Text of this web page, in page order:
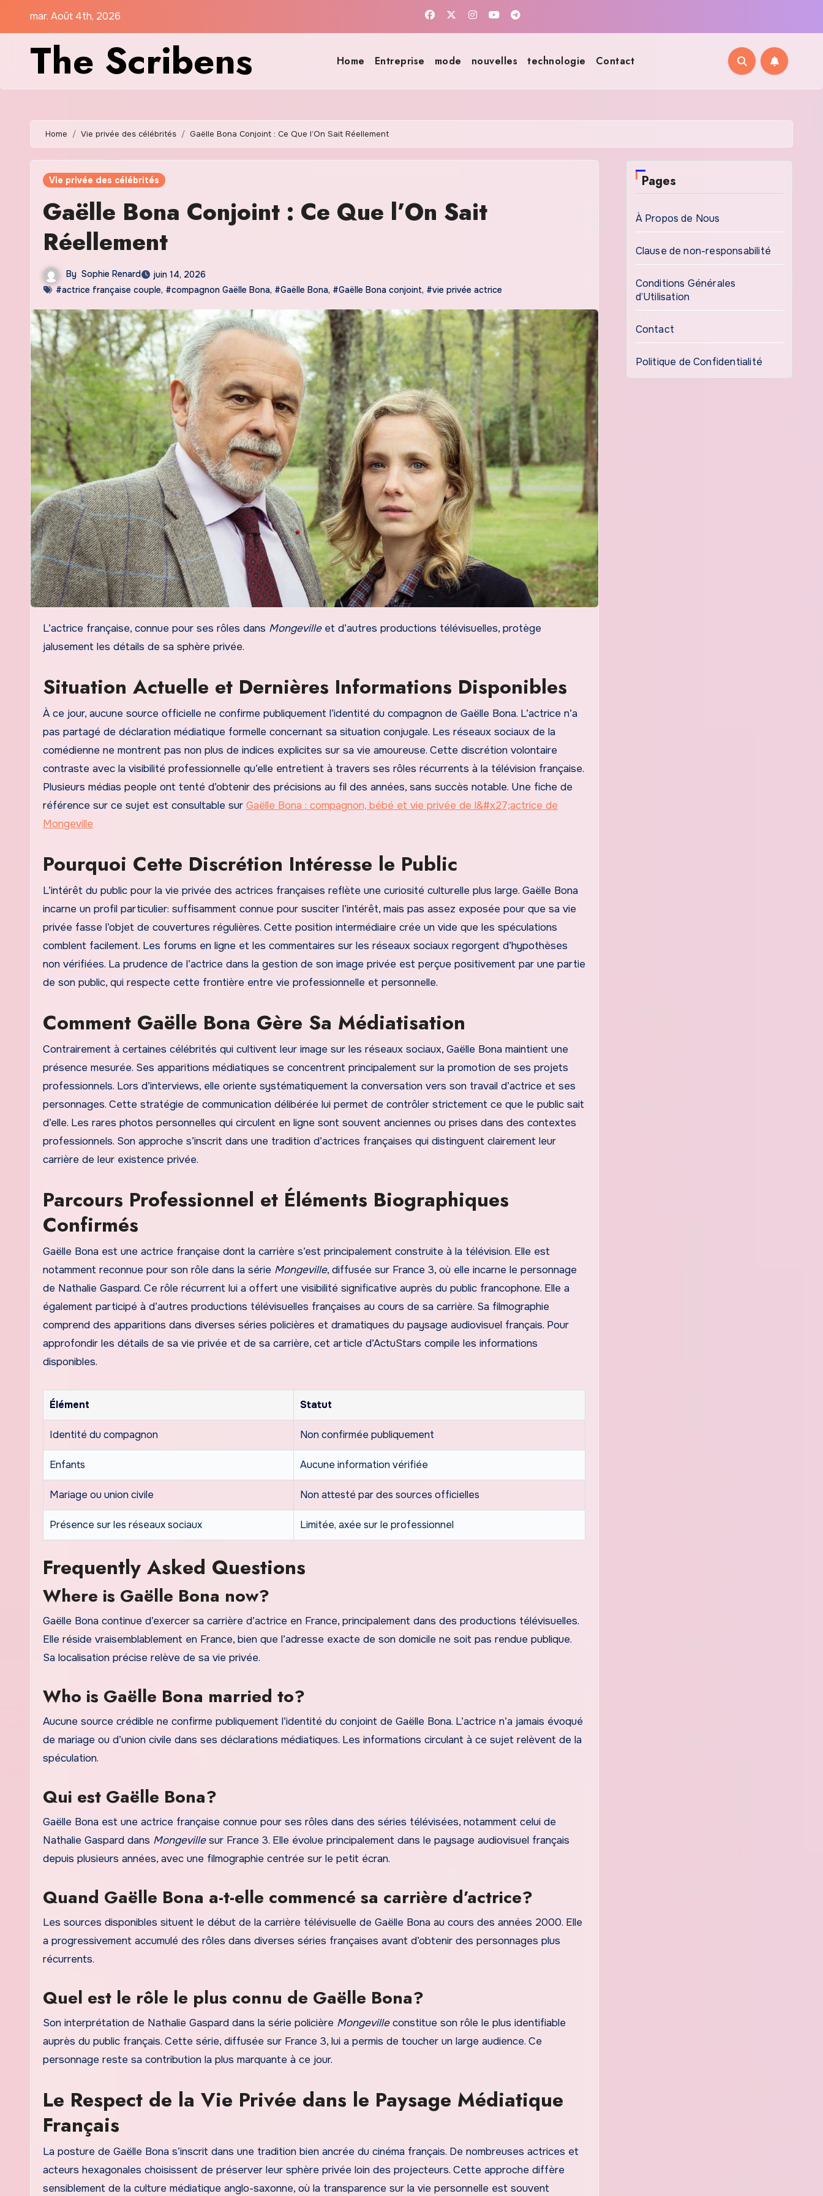
mar. Août 4th, 2026
The Scribens Home Entreprise mode nouvelles technologie Contact
Home Vie privée des célébrités Gaëlle Bona Conjoint : Ce Que l’On Sait Réellement
Vie privée des célébrités
Gaëlle Bona Conjoint : Ce Que l’On Sait
Réellement
By Sophie Renard
juin 14, 2026
#actrice française couple, #compagnon Gaëlle Bona, #Gaëlle Bona, #Gaëlle Bona conjoint, #vie privée actrice
L’actrice française, connue pour ses rôles dans Mongevilleet d’autres productions télévisuelles, protège
jalusement les détails de sa sphère privée.
Situation Actuelle et Dernières Informations Disponibles
À ce jour, aucune source officielle ne confirme publiquement l’identité du compagnon de Gaëlle Bona. L’actrice n’a
pas partagé de déclaration médiatique formelle concernant sa situation conjugale. Les réseaux sociaux de la
comédienne ne montrent pas non plus de indices explicites sur sa vie amoureuse. Cette discrétion volontaire
contraste avec la visibilité professionnelle qu’elle entretient à travers ses rôles récurrents à la télévision française.
Plusieurs médias people ont tenté d’obtenir des précisions au fil des années, sans succès notable. Une fiche de
référence sur ce sujet est consultable sur Gaëlle Bona : compagnon, bébé et vie privée de l&#x27;actrice de
Mongeville
Pourquoi Cette Discrétion Intéresse le Public
L’intérêt du public pour la vie privée des actrices françaises reflète une curiosité culturelle plus large. Gaëlle Bona
incarne un profil particulier: suffisamment connue pour susciter l’intérêt, mais pas assez exposée pour que sa vie
privée fasse l’objet de couvertures régulières. Cette position intermédiaire crée un vide que les spéculations
comblent facilement. Les forums en ligne et les commentaires sur les réseaux sociaux regorgent d’hypothèses
non vérifiées. La prudence de l’actrice dans la gestion de son image privée est perçue positivement par une partie
de son public, qui respecte cette frontière entre vie professionnelle et personnelle.
Comment Gaëlle Bona Gère Sa Médiatisation
Contrairement à certaines célébrités qui cultivent leur image sur les réseaux sociaux, Gaëlle Bona maintient une
présence mesurée. Ses apparitions médiatiques se concentrent principalement sur la promotion de ses projets
professionnels. Lors d’interviews, elle oriente systématiquement la conversation vers son travail d’actrice et ses
personnages. Cette stratégie de communication délibérée lui permet de contrôler strictement ce que le public sait
d’elle. Les rares photos personnelles qui circulent en ligne sont souvent anciennes ou prises dans des contextes
professionnels. Son approche s’inscrit dans une tradition d’actrices françaises qui distinguent clairement leur
carrière de leur existence privée.
Parcours Professionnel et Éléments Biographiques
Confirmés
Gaëlle Bona est une actrice française dont la carrière s’est principalement construite à la télévision. Elle est
notamment reconnue pour son rôle dans la série Mongeville, diffusée sur France 3, où elle incarne le personnage
de Nathalie Gaspard. Ce rôle récurrent lui a offert une visibilité significative auprès du public francophone. Elle a
également participé à d’autres productions télévisuelles françaises au cours de sa carrière. Sa filmographie
comprend des apparitions dans diverses séries policières et dramatiques du paysage audiovisuel français. Pour
approfondir les détails de sa vie privée et de sa carrière, cet article d’ActuStars compile les informations
disponibles.
Élément Statut
Identité du compagnon Non confirmée publiquement
Enfants Aucune information vérifiée
Mariage ou union civile Non attesté par des sources officielles
Présence sur les réseaux sociaux Limitée, axée sur le professionnel
Frequently Asked Questions
Where is Gaëlle Bona now?
Gaëlle Bona continue d’exercer sa carrière d’actrice en France, principalement dans des productions télévisuelles.
Elle réside vraisemblablement en France, bien que l’adresse exacte de son domicile ne soit pas rendue publique.
Sa localisation précise relève de sa vie privée.
Who is Gaëlle Bona married to?
Aucune source crédible ne confirme publiquement l’identité du conjoint de Gaëlle Bona. L’actrice n’a jamais évoqué
de mariage ou d’union civile dans ses déclarations médiatiques. Les informations circulant à ce sujet relèvent de la
spéculation.
Qui est Gaëlle Bona?
Gaëlle Bona est une actrice française connue pour ses rôles dans des séries télévisées, notamment celui de
Nathalie Gaspard dans Mongevillesur France 3. Elle évolue principalement dans le paysage audiovisuel français
depuis plusieurs années, avec une filmographie centrée sur le petit écran.
Quand Gaëlle Bona a-t-elle commencé sa carrière d’actrice?
Les sources disponibles situent le début de la carrière télévisuelle de Gaëlle Bona au cours des années 2000. Elle
a progressivement accumulé des rôles dans diverses séries françaises avant d’obtenir des personnages plus
récurrents.
Quel est le rôle le plus connu de Gaëlle Bona?
Son interprétation de Nathalie Gaspard dans la série policière Mongevilleconstitue son rôle le plus identifiable
auprès du public français. Cette série, diffusée sur France 3, lui a permis de toucher un large audience. Ce
personnage reste sa contribution la plus marquante à ce jour.
Le Respect de la Vie Privée dans le Paysage Médiatique
Français
La posture de Gaëlle Bona s’inscrit dans une tradition bien ancrée du cinéma français. De nombreuses actrices et
acteurs hexagonales choisissent de préserver leur sphère privée loin des projecteurs. Cette approche diffère
sensiblement de la culture médiatique anglo-saxonne, où la transparence sur la vie personnelle est souvent
Pages
À Propos de Nous
Clause de non-responsabilité
Conditions Générales
d’Utilisation
Contact
Politique de Confidentialité